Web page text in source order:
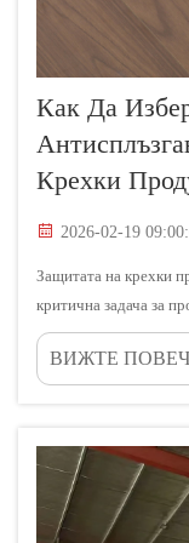
Как Да
Крехки
2026-02-19
Защитата на крехки
критична задача за
компании по целия
решение може да
ВИЖТЕ